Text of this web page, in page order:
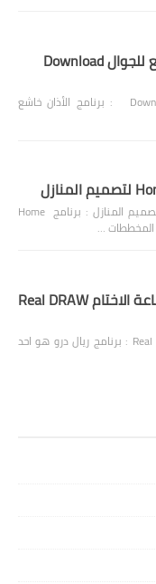
تحميل برنامج المؤذن خاشع للجوال Download
تحميل برنامج المؤذن خاشع للجوال Download khashee : برنامج الأذان خاشع
تحميل برنامج Home Plan Pro لتصميم المنازل : برنامج Home
تحميل برنامج تصميم و صناعة الاختام Real DRAW
تحميل برنامج التصميم و صناعة الاختام Real DRAW Pro : برنامج ريال درو هو احد